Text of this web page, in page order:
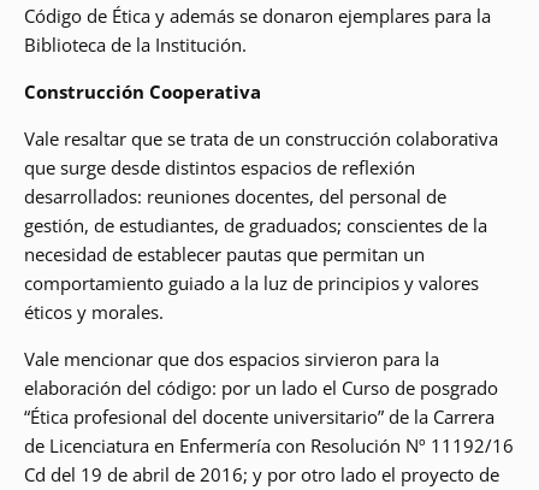
Código de Ética y además se donaron ejemplares para la
Biblioteca de la Institución.
Construcción Cooperativa
Vale resaltar que se trata de un construcción colaborativa
que surge desde distintos espacios de reflexión
desarrollados: reuniones docentes, del personal de
gestión, de estudiantes, de graduados; conscientes de la
necesidad de establecer pautas que permitan un
comportamiento guiado a la luz de principios y valores
éticos y morales.
Vale mencionar que dos espacios sirvieron para la
elaboración del código: por un lado el Curso de posgrado
“Ética profesional del docente universitario” de la Carrera
de Licenciatura en Enfermería con Resolución Nº 11192/16
Cd del 19 de abril de 2016; y por otro lado el proyecto de